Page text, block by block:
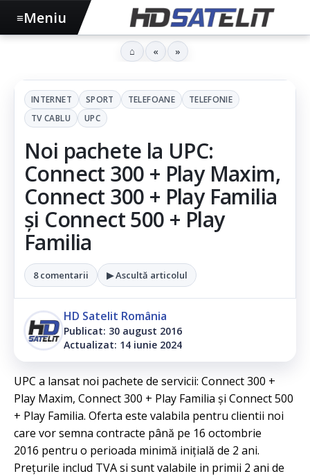
INTERNET SPORT TELEFOANE
TELEFONIE
TV CABLU
UPC
Noi pachete la UPC:
Connect 300 + Play Maxim,
Connect 300 + Play Familia
și Connect 500 + Play
Familia
8 comentarii ▶ Ascultă articolul
HD Satelit România
Publicat: 30 august 2016
Actualizat: 14 iunie 2024
UPC a lansat noi pachete de servicii: Connect 300 +
Play Maxim, Connect 300 + Play Familia și Connect 500
+ Play Familia. Oferta este valabila pentru clientii noi
care vor semna contracte până pe 16 octombrie
2016 pentru o perioada minimă inițială de 2 ani.
Prețurile includ TVA si sunt valabile in primii 2 ani de
≡Meniu
⌂ « »